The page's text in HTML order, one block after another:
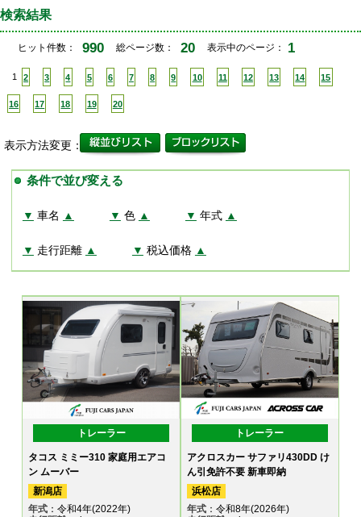
検索結果
ヒット件数： 990 総ページ数： 20 表示中のページ： 1
1 2 3 4 5 6 7 8 9 10 11 12 13 14 15
16 17 18 19 20
表示方法変更：
条件で並び変える
▼ 車名 ▲ ▼ 色 ▲ ▼ 年式 ▲
▼ 走行距離 ▲ ▼ 税込価格 ▲
トレーラー
タコス ミミー310 家庭用エアコ
ン ムーバー
新潟店
年式 ：令和4年(2022年)
トレーラー
アクロスカー サファリ430DD け
ん引免許不要 新車即納
浜松店
年式：令和8年(2026年)